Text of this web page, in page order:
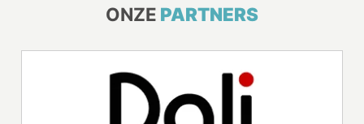
ONZE PARTNERS